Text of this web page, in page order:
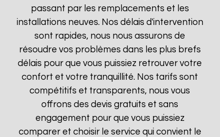
passant par les remplacements et les
installations neuves. Nos délais d'intervention
sont rapides, nous nous assurons de
résoudre vos problèmes dans les plus brefs
délais pour que vous puissiez retrouver votre
confort et votre tranquillité. Nos tarifs sont
compétitifs et transparents, nous vous
offrons des devis gratuits et sans
engagement pour que vous puissiez
comparer et choisir le service qui convient le